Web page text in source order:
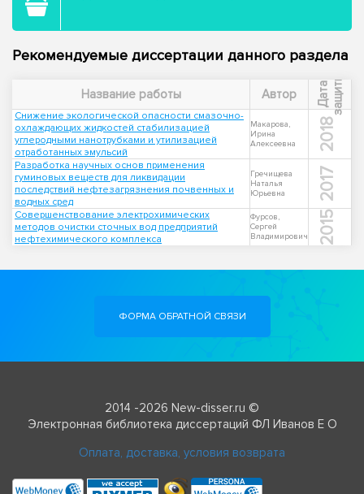
Рекомендуемые диссертации данного раздела
Название работы Автор Д
а
т
а
з
а
щ
и
т ы
Снижение экологической опасности смазочно-
охлаждающих жидкостей стабилизацией
углеродными нанотрубками и утилизацией
отработанных эмульсий
Макарова,
Ирина
Алексеевна
2018
Разработка научных основ применения
гуминовых веществ для ликвидации
последствий нефтезагрязнения почвенных и
водных сред
Гречищева
Наталья
Юрьевна
2017
Совершенствование электрохимических
методов очистки сточных вод предприятий
нефтехимического комплекса
Фурсов,
Сергей
Владимирович
2015
ФОРМА ОБРАТНОЙ СВЯЗИ
2014 -2026 New-disser.ru ©
Электронная библиотека диссертаций ФЛ Иванов Е О
Оплата, доставка, условия возврата